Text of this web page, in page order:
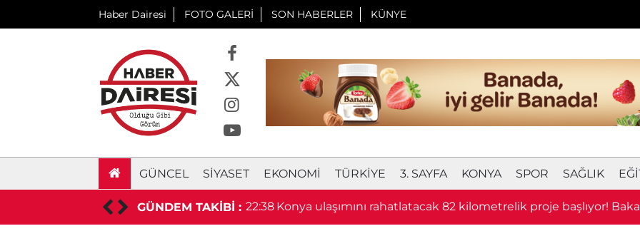
Haber Dairesi FOTO GALERİ SON HABERLER KÜNYE
GÜNCEL SIYASET EKONOMI TÜRKIYE 3. SAYFA KONYA SPOR SAĞLIK
GÜNDEM TAKİBİ :
hayatını kaybetti 22:38 Konya ulaşımını rahatlatacak 82 kilometrelik proje başlıyor!
duyurdu